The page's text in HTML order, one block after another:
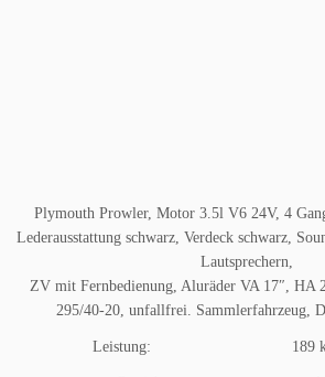
Plymouth Prowler, Motor 3.5l V6 24V, 4
Lederausstattung schwarz, Verdeck schwarz,
Lautsprechern,
ZV mit Fernbedienung, Aluräder VA 17″, HA
295/40-20, unfallfrei. Sammlerfahrzeug,
Leistung: 189 kW